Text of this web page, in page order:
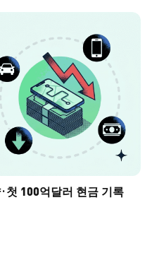
첫 100억달러 현금 기록